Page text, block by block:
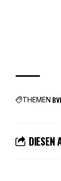
THEMEN
DIESEN